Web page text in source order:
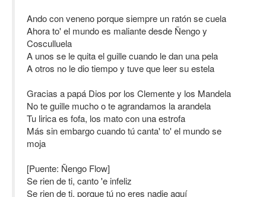
Ando con veneno porque siempre un ratón se cuela
Ahora to' el mundo es maliante desde Ñengo y
Cosculluela
A unos se le quita el guille cuando le dan una pela
A otros no le dio tiempo y tuve que leer su estela
Gracias a papá Dios por los Clemente y los Mandela
No te guille mucho o te agrandamos la arandela
Tu lirica es fofa, los mato con una estrofa
Más sin embargo cuando tú canta' to' el mundo se
moja
[Puente: Ñengo Flow]
Se rien de ti, canto 'e infeliz
Se rien de ti, porque tú no eres nadie aquí